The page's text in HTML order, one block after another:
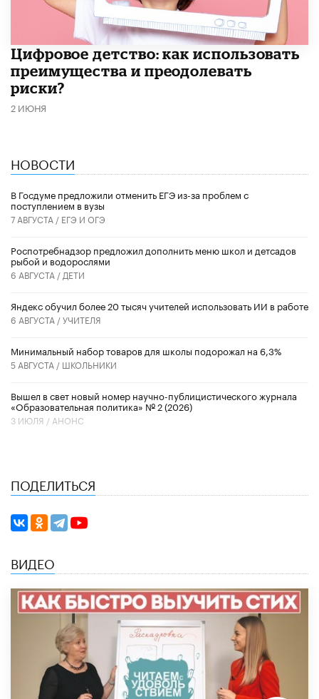
​Цифровое детство: как использовать
преимущества и преодолевать
риски?
2 ИЮНЯ
НОВОСТИ
В Госдуме предложили отменить ЕГЭ из-за проблем с
поступлением в вузы
7 АВГУСТА / ЕГЭ И ОГЭ
Роспотребнадзор предложил дополнить меню школ и детсадов
рыбой и водорослями
6 АВГУСТА / ДЕТИ
​Яндекс обучил более 20 тысяч учителей использовать ИИ в работе
6 АВГУСТА /УЧИТЕЛЯ
Минимальный набор товаров для школы подорожал на 6,3%
5 АВГУСТА / ШКОЛЬНИКИ
Вышел в свет новый номер научно-публицистического журнала
«Образовательная политика» № 2 (2026)
3 ИЮЛЯ / АНОНС
ПОДЕЛИТЬСЯ
ВИДЕО